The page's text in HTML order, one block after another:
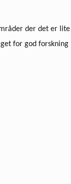
der det er lite
for god forskning